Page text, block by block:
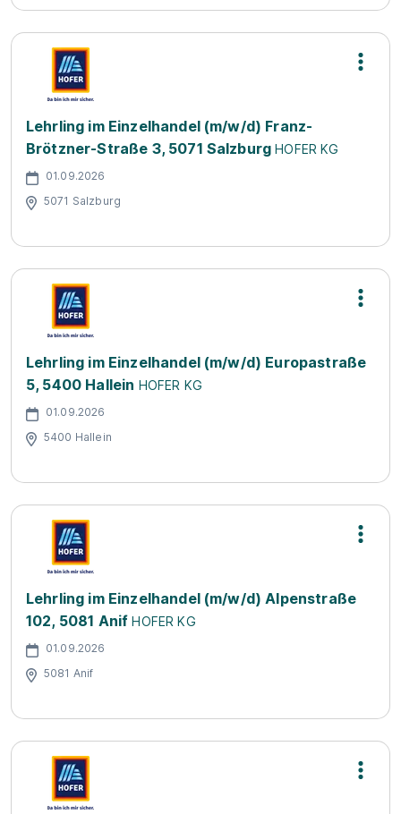
Lehrling im Einzelhandel (m/w/d) Franz-
Brötzner-Straße 3, 5071 Salzburg HOFER KG
01.09.2026
5071 Salzburg
Lehrling im Einzelhandel (m/w/d) Europastraße
5, 5400 Hallein HOFER KG
01.09.2026
5400 Hallein
Lehrling im Einzelhandel (m/w/d) Alpenstraße
102, 5081 Anif HOFER KG
01.09.2026
5081 Anif